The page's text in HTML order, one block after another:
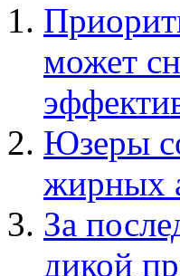
может
Юзеры
жирных
За
дикой